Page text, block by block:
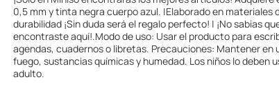
0,5 mm y tinta negra cuerpo azul. |Elaborado en materiales
durabilidad ¡Sin duda será el regalo perfecto! | ¡No sabias
encontraste aquí!.Modo de uso: Usar el producto para
agendas, cuadernos o libretas. Precauciones: Mantener en
fuego, sustancias químicas y humedad. Los niños lo deben
adulto.